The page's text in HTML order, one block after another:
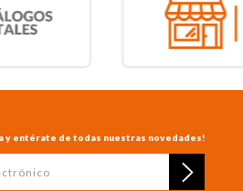
y entérate de todas nuestras novedades!